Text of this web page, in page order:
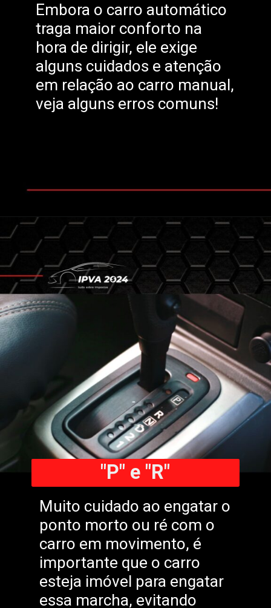
Embora o carro automático
traga maior conforto na
hora de dirigir, ele exige
alguns cuidados e atenção
em relação ao carro manual,
veja alguns erros comuns!
Muito cuidado ao engatar o
ponto morto ou ré com o
carro em movimento, é
importante que o carro
esteja imóvel para engatar
essa marcha, evitando
"P" e "R"